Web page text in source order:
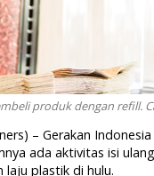
produk dengan refill.
– Gerakan
ada aktivitas isi
laju plastik di hulu.